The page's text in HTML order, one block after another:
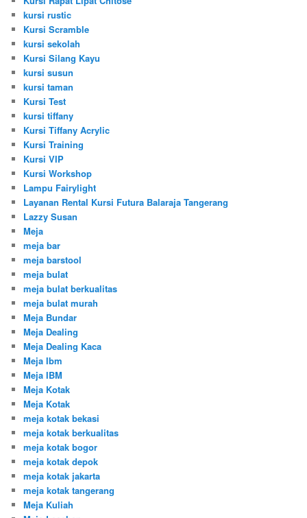
kursi rustic
Kursi Scramble
kursi sekolah
Kursi Silang Kayu
kursi susun
kursi taman
Kursi Test
kursi tiffany
Kursi Tiffany Acrylic
Kursi Training
Kursi VIP
Kursi Workshop
Lampu Fairylight
Layanan Rental Kursi Futura Balaraja Tangerang
Lazzy Susan
Meja
meja bar
meja barstool
meja bulat
meja bulat berkualitas
meja bulat murah
Meja Bundar
Meja Dealing
Meja Dealing Kaca
Meja Ibm
Meja IBM
Meja Kotak
Meja Kotak
meja kotak bekasi
meja kotak berkualitas
meja kotak bogor
meja kotak depok
meja kotak jakarta
meja kotak tangerang
Meja Kuliah